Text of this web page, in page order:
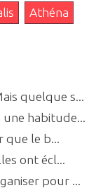
Athéna
quelque s...
une habitude...
que le b...
ont écl...
pour ...